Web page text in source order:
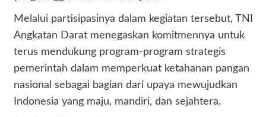
Melalui partisipasinya dalam kegiatan tersebut, TNI
Angkatan Darat menegaskan komitmennya untuk
terus mendukung program-program strategis
pemerintah dalam memperkuat ketahanan pangan
nasional sebagai bagian dari upaya mewujudkan
Indonesia yang maju, mandiri, dan sejahtera.